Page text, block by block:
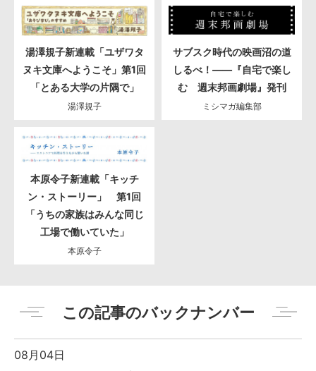
湯澤規子新連載「ユザワタ
ヌキ文庫へようこそ」第1回
「とある大学の片隅で」
湯澤規子
サブスク時代の映画沼の道
しるべ！――『自宅で楽し
む 週末邦画劇場』発刊
ミシマガ編集部
本原令子新連載「キッチ
ン・ストーリー」 第1回
「うちの家族はみんな同じ
工場で働いていた」
本原令子
この記事のバックナンバー
08月04日